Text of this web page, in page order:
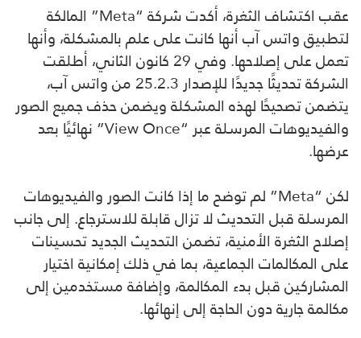
عقب اكتشاف الثغرة، أكدت شركة “Meta” المالكة
لتطبيق واتس آب أنها كانت على علم بالمشكلة، وأنها
تعمل على إصلاحها. وفي 29 كانون الثاني، أطلقت
الشركة تحديثًا جديدًا للإصدار 25.2.3 من واتس آب،
يتضمن تصحيحًا لهذه المشكلة ويضمن حذف جميع الصور
والفيديوهات المرسلة عبر “View Once” نهائيًا بعد
عرضها.
لكن “Meta” لم توضح ما إذا كانت الصور والفيديوهات
المرسلة قبل التحديث لا تزال قابلة للاسترجاع. إلى جانب
إصلاح الثغرة الأمنية، تضمن التحديث الجديد تحسينات
على المكالمات الجماعية، بما في ذلك إمكانية اختيار
المشاركين قبل بدء المكالمة، وإضافة مستخدمين إلى
مكالمة جارية دون الحاجة إلى إنهائها.